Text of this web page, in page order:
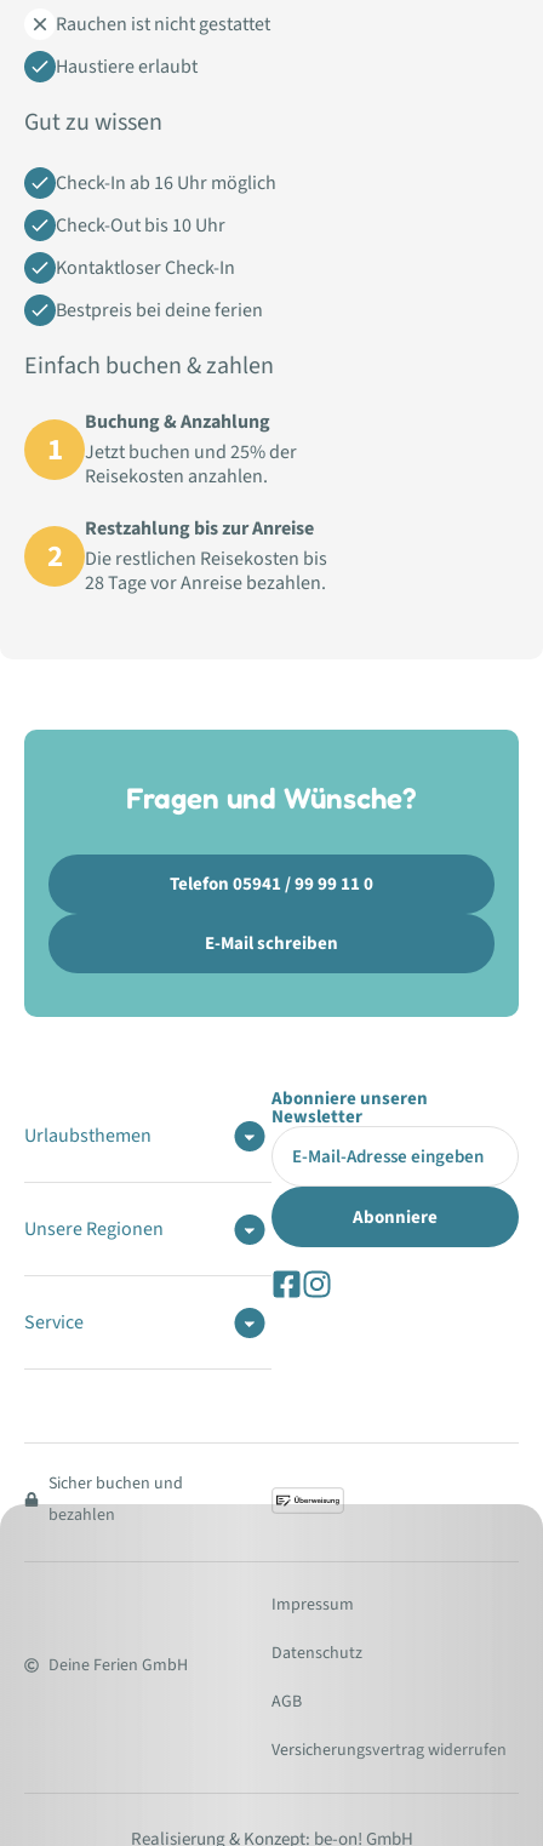
Rauchen ist nicht gestattet
Haustiere erlaubt
Gut zu wissen
Check-In ab 16 Uhr möglich
Check-Out bis 10 Uhr
Kontaktloser Check-In
Bestpreis bei deine ferien
Einfach buchen & zahlen
1
Buchung & Anzahlung
Jetzt buchen und 25% der
Reisekosten anzahlen.
2
Restzahlung bis zur Anreise
Die restlichen Reisekosten bis
28 Tage vor Anreise bezahlen.
Fragen und Wünsche?
Telefon 05941 / 99 99 11 0
E-Mail schreiben
Urlaubsthemen
Unsere Regionen
Service
Abonniere unseren
Newsletter
Sicher buchen und
bezahlen
Deine Ferien GmbH
Impressum
Datenschutz
AGB
Versicherungsvertrag widerrufen
Realisierung & Konzept: be-on! GmbH